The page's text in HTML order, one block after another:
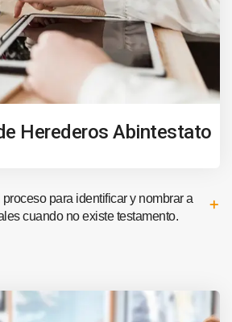
Herederos Abintestato
para identificar y nombrar a
cuando no existe testamento.